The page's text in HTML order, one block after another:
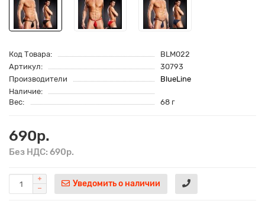
Код Товара:
BLM022
Артикул:
30793
Производители
BlueLine
Наличие:
Вес:
68 г
690р.
Без НДС: 690р.
Уведомить о наличии